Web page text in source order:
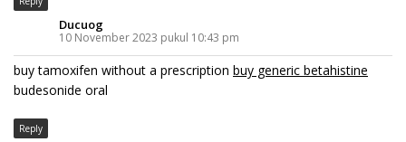
Ducuog
10 November 2023 pukul 10:43 pm
buy tamoxifen without a prescription buy generic betahistine
budesonide oral
Reply